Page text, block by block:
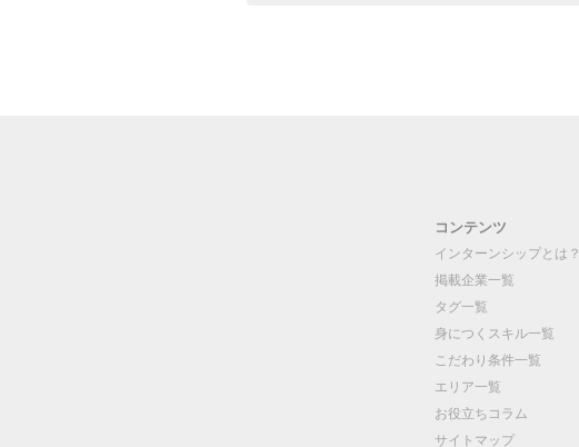
コンテンツ
インターンシップとは？
掲載企業一覧
タグ一覧
身につくスキル一覧
こだわり条件一覧
エリア一覧
お役立ちコラム
サイトマップ